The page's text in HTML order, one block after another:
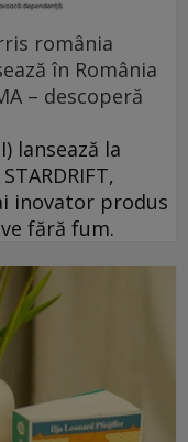
românia
în România
– descoperă
lansează la
inovator produs
fără fum.